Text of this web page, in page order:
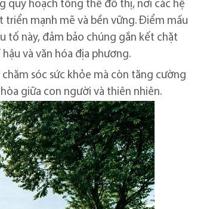
quy hoạch tổng thể đô thị, nơi các hệ
mạnh mẽ và bền vững. Điểm mấu
tố này, đảm bảo chúng gắn kết chặt
và văn hóa địa phương.
sóc sức khỏe mà còn tăng cường
giữa con người và thiên nhiên.